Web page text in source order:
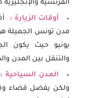
الفرنسية
أوقات الزيارة :
مدن تونس الجميلة
يونيو حيث يكون
والتنقل بين المدن
المدن السياحية :
ولكن يفضل قضاء